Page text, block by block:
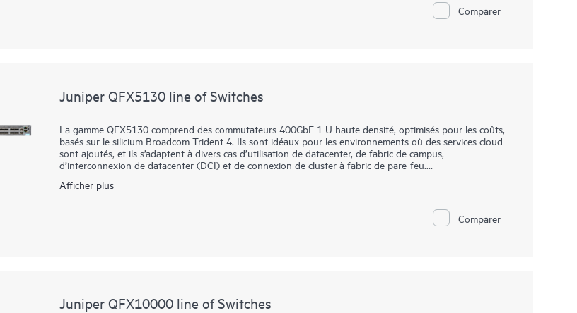
Comparer
Juniper QFX5130 line of Switches
La gamme QFX5130 comprend des commutateurs 400GbE 1 U haute densité, optimisés pour les coûts,
basés sur le silicium Broadcom Trident 4. Ils sont idéaux pour les environnements où des services cloud
sont ajoutés, et ils s’adaptent à divers cas d’utilisation de datacenter, de fabric de campus,
d’interconnexion de datacenter (DCI) et de connexion de cluster à fabric de pare-feu.
environnements d’entreprise, de fournisseur de services et de fournisseur de cloud. Ils sont
sophistiquée du trafic, offrant une télémétrie en bande et une direction dynamique du trafic. Grâce à la
polyvalence du déploiement, de la prestation de services personnalisés dans les réseaux de fournisseurs
Afficher plus
Comparer
Juniper QFX10000 line of Switches